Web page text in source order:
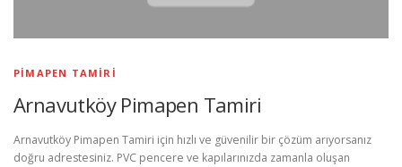
PIMAPEN TAMIRI
Arnavutköy Pimapen Tamiri
Arnavutköy Pimapen Tamiri için hızlı ve güvenilir bir çözüm arıyorsanız
doğru adrestesiniz. PVC pencere ve kapılarınızda zamanla oluşan